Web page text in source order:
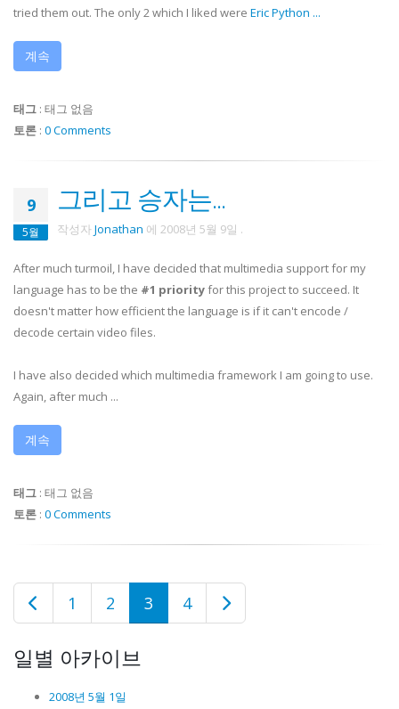
tried them out. The only 2 which I liked were Eric Python ...
계속
태그 : 태그 없음
토론 : 0 Comments
9
5월
그리고 승자는...
작성자Jonathan 에 2008년 5월 9일 .
After much turmoil, I have decided that multimedia support for my
language has to be the #1 priorityfor this project to succeed. It
doesn't matter how efficient the language is if it can't encode /
decode certain video files.
I have also decided which multimedia framework I am going to use.
Again, after much ...
계속
태그 : 태그 없음
토론 : 0 Comments
1 2 3 4
일별 아카이브
2008년 5월 1일